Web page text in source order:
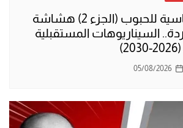
الجغرافيا السياسية للحبوب (الجزء 2) هشاشة
السيناريوهات المستقبلية
05/08/2026